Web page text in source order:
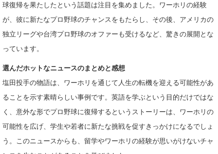
球復帰を果たしたという話題は注目を集めました。ワーホリの経験
が、彼に新たなプロ野球のチャンスをもたらし、その後、アメリカの
独立リーグや台湾プロ野球のオファーも受けるなど、驚きの展開とな
っています。
選んだホットなニュースのまとめと感想
塩田投手の物語は、ワーホリを通じて人生の転機を迎える可能性があ
ることを示す素晴らしい事例です。英語を学ぶという目的だけではな
く、意外な形でプロ野球に復帰するというストーリーは、ワーホリの
可能性を広げ、学生や若者に新たな挑戦を促すきっかけになるでしょ
う。このニュースからも、留学やワーホリの経験が思いがけないチャ